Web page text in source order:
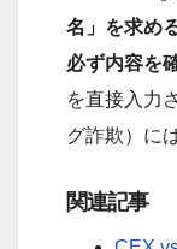
名」を求め
必ず内容を
を直接入力
グ詐欺）に
関連記事